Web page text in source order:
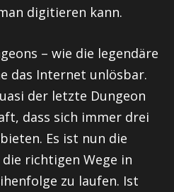
digitieren kann.
– wie die legendäre
das Internet unlösbar.
der letzte Dungeon
dass sich immer drei
Es ist nun die
richtigen Wege in
zu laufen. Ist